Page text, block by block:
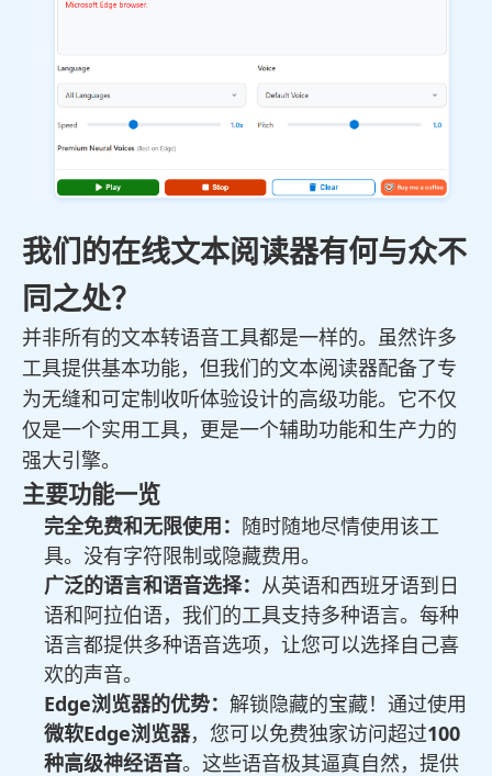
我们的在线文本阅读器有何与众不
同之处？
并非所有的文本转语音工具都是一样的。虽然许多
工具提供基本功能，但我们的文本阅读器配备了专
为无缝和可定制收听体验设计的高级功能。它不仅
仅是一个实用工具，更是一个辅助功能和生产力的
强大引擎。
主要功能一览
完全免费和无限使用： 随时随地尽情使用该工
具。没有字符限制或隐藏费用。
广泛的语言和语音选择： 从英语和西班牙语到日
语和阿拉伯语，我们的工具支持多种语言。每种
语言都提供多种语音选项，让您可以选择自己喜
欢的声音。
Edge浏览器的优势： 解锁隐藏的宝藏！通过使用
微软Edge浏览器，您可以免费独家访问超过100
种高级神经语音。这些语音极其逼真自然，提供